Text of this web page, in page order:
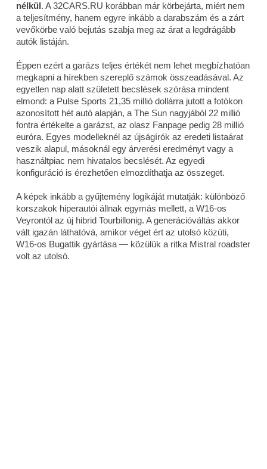
nélkül. A 32CARS.RU korábban már körbejárta, miért nem
a teljesítmény, hanem egyre inkább a darabszám és a zárt
vevőkörbe való bejutás szabja meg az árat a legdrágább
autók listáján.
Éppen ezért a garázs teljes értékét nem lehet megbízhatóan
megkapni a hírekben szereplő számok összeadásával. Az
egyetlen nap alatt született becslések szórása mindent
elmond: a Pulse Sports 21,35 millió dollárra jutott a fotókon
azonosított hét autó alapján, a The Sun nagyjából 22 millió
fontra értékelte a garázst, az olasz Fanpage pedig 28 millió
euróra. Egyes modelleknél az újságírók az eredeti listaárat
veszik alapul, másoknál egy árverési eredményt vagy a
használtpiac nem hivatalos becslését. Az egyedi
konfiguráció is érezhetően elmozdíthatja az összeget.
A képek inkább a gyűjtemény logikáját mutatják: különböző
korszakok hiperautói állnak egymás mellett, a W16-os
Veyrontól az új hibrid Tourbillonig. A generációváltás akkor
vált igazán láthatóvá, amikor véget ért az utolsó közúti,
W16-os Bugattik gyártása — közülük a ritka Mistral roadster
volt az utolsó.